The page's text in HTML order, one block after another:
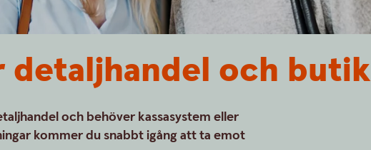
detaljhandel och butik
och behöver kassasystem eller
kommer du snabbt igång att ta emot